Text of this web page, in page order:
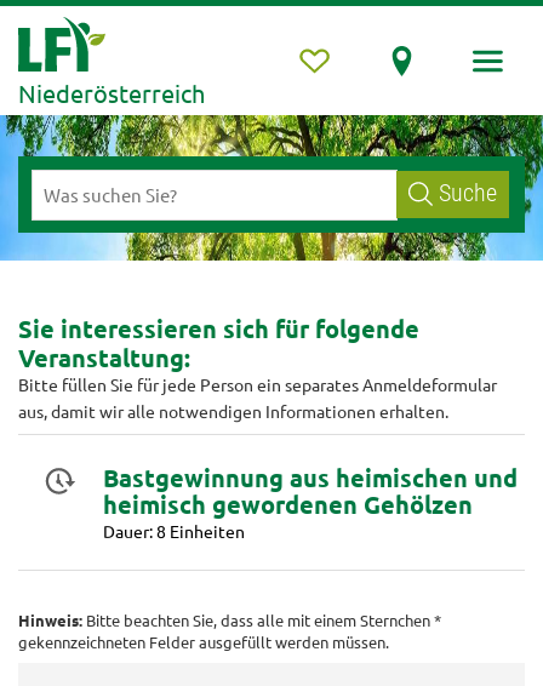
Niederösterreich
Suche
Sie interessieren sich für folgende
Veranstaltung:
Bitte füllen Sie für jede Person ein separates Anmeldeformular
aus, damit wir alle notwendigen Informationen erhalten.
Bastgewinnung aus heimischen und
heimisch gewordenen Gehölzen
Dauer: 8 Einheiten
Hinweis: Bitte beachten Sie, dass alle mit einem Sternchen *
gekennzeichneten Felder ausgefüllt werden müssen.